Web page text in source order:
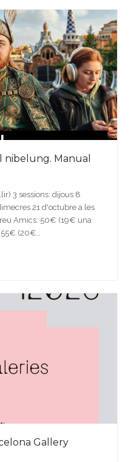
nibelung. Manual
3 sessions: dijous 8
21 d'octubre a les
Amics: 50€ (19€ una
(20€…
Gallery